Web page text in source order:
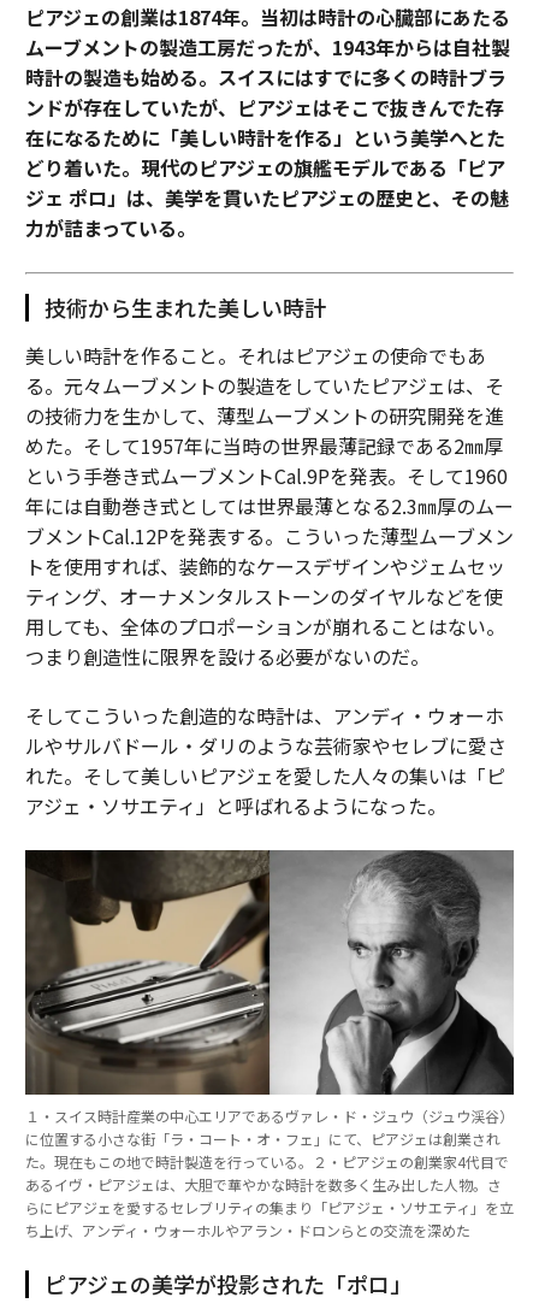
ピアジェの創業は1874年。当初は時計の心臓部にあたる
ムーブメントの製造工房だったが、1943年からは自社製
時計の製造も始める。スイスにはすでに多くの時計ブラ
ンドが存在していたが、ピアジェはそこで抜きんでた存
在になるために「美しい時計を作る」という美学へとた
どり着いた。現代のピアジェの旗艦モデルである「ピア
ジェ ポロ」は、美学を貫いたピアジェの歴史と、その魅
力が詰まっている。
技術から生まれた美しい時計
美しい時計を作ること。それはピアジェの使命でもあ
る。元々ムーブメントの製造をしていたピアジェは、そ
の技術力を生かして、薄型ムーブメントの研究開発を進
めた。そして1957年に当時の世界最薄記録である2㎜厚
という手巻き式ムーブメントCal.9Pを発表。そして1960
年には自動巻き式としては世界最薄となる2.3㎜厚のムー
ブメントCal.12Pを発表する。こういった薄型ムーブメン
トを使用すれば、装飾的なケースデザインやジェムセッ
ティング、オーナメンタルストーンのダイヤルなどを使
用しても、全体のプロポーションが崩れることはない。
つまり創造性に限界を設ける必要がないのだ。
そしてこういった創造的な時計は、アンディ・ウォーホ
ルやサルバドール・ダリのような芸術家やセレブに愛さ
れた。そして美しいピアジェを愛した人々の集いは「ピ
アジェ・ソサエティ」と呼ばれるようになった。
１・スイス時計産業の中心エリアであるヴァレ・ド・ジュウ（ジュウ渓谷）
に位置する小さな街「ラ・コート・オ・フェ」にて、ピアジェは創業され
た。現在もこの地で時計製造を行っている。２・ピアジェの創業家4代目で
あるイヴ・ピアジェは、大胆で華やかな時計を数多く生み出した人物。さ
らにピアジェを愛するセレブリティの集まり「ピアジェ・ソサエティ」を立
ち上げ、アンディ・ウォーホルやアラン・ドロンらとの交流を深めた
ピアジェの美学が投影された「ポロ」